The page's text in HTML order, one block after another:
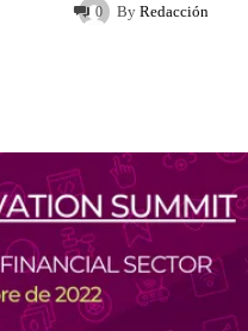
By Redacción
0